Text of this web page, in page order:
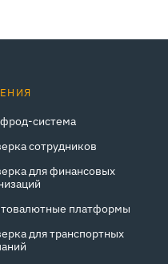
система
сотрудников
для финансовых
платформы
для транспортных